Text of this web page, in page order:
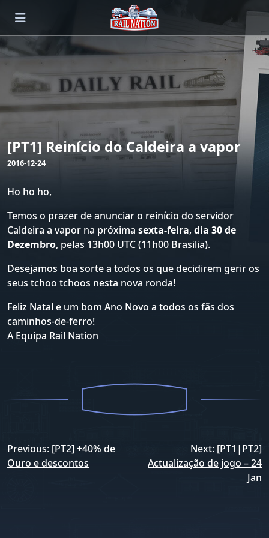
[PT1] Reinício do Caldeira a vapor
2016-12-24
Ho ho ho,
Temos o prazer de anunciar o reinício do servidor
Caldeira a vapor na próxima sexta-feira,dia 30 de
Dezembro, pelas 13h00 UTC (11h00 Brasilia).
Desejamos boa sorte a todos os que decidirem gerir os
seus tchoo tchoos nesta nova ronda!
Feliz Natal e um bom Ano Novo a todos os fãs dos
caminhos-de-ferro!
A Equipa Rail Nation
Navegação
de
Previous: [PT2] +40% de
Ouro e descontos
Next: [PT1|PT2]
Actualização de jogo – 24
Jan